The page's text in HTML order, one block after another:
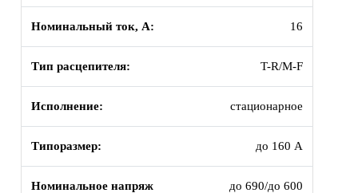
Номинальный ток, А: 16
Тип расцепителя: T-R/M-F
Исполнение: стационарное
Типоразмер: до 160 А
Номинальное напряж
до 690/до 600